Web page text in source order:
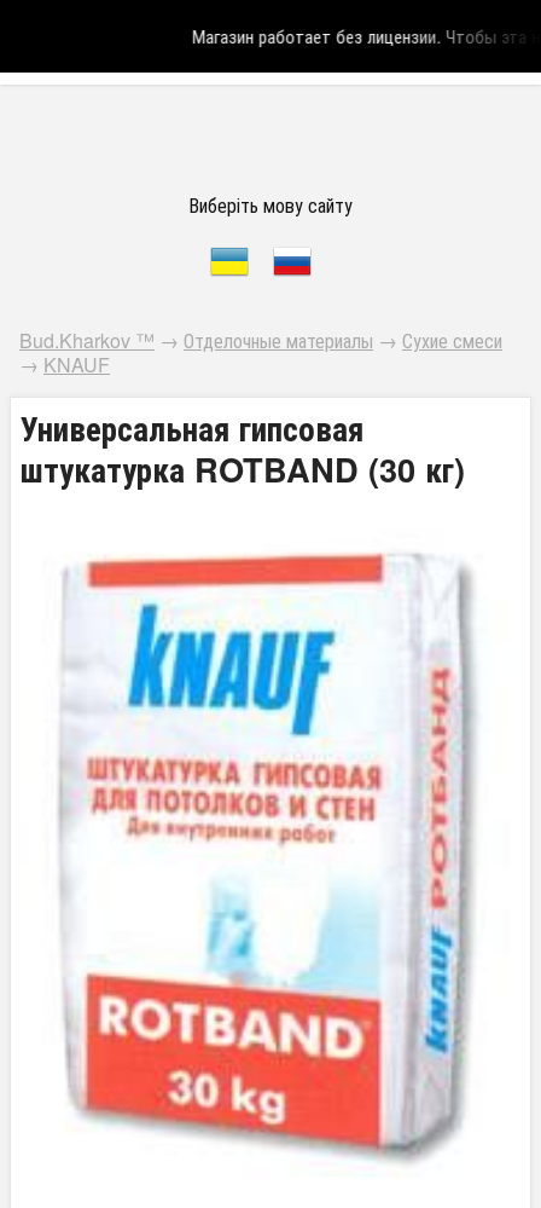
Магазин работает без лицензии.Чтобы эта
Виберіть мову сайту
Bud.Kharkov ™ → Отделочные материалы → Сухие смеси
→ KNAUF
Универсальная гипсовая
штукатурка ROTBAND (30 кг)